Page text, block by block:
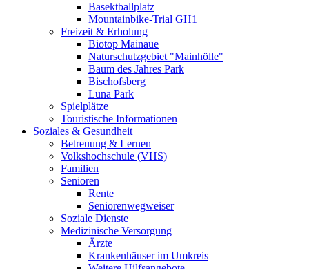
Basektballplatz
Mountainbike-Trial GH1
Freizeit & Erholung
Biotop Mainaue
Naturschutzgebiet "Mainhölle"
Baum des Jahres Park
Bischofsberg
Luna Park
Spielplätze
Touristische Informationen
Soziales & Gesundheit
Betreuung & Lernen
Volkshochschule (VHS)
Familien
Senioren
Rente
Seniorenwegweiser
Soziale Dienste
Medizinische Versorgung
Ärzte
Krankenhäuser im Umkreis